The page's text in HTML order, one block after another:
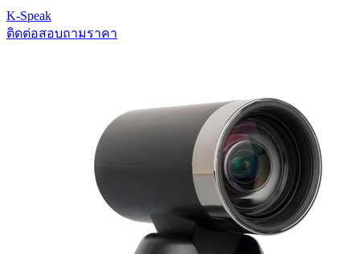
K-Speak
ติดต่อสอบถามราคา